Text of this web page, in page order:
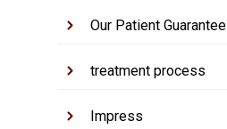
Our Patient Guarantee
treatment process
Impress